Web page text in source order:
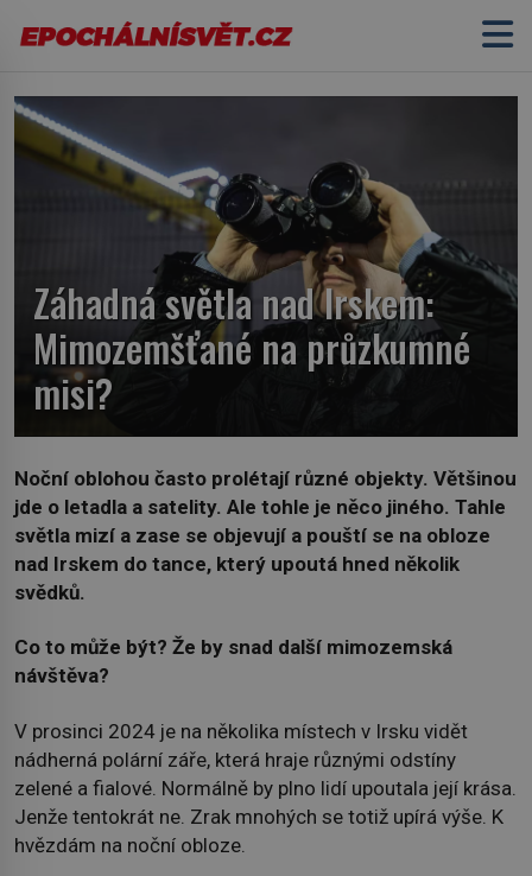
Záhadná světla nad Irskem:
Mimozemšťané na průzkumné
misi?
Noční oblohou často prolétají různé objekty. Většinou
jde o letadla a satelity. Ale tohle je něco jiného. Tahle
světla mizí a zase se objevují a pouští se na obloze
nad Irskem do tance, který upoutá hned několik
svědků.
Co to může být? Že by snad další mimozemská
návštěva?
V prosinci 2024 je na několika místech v Irsku vidět
nádherná polární záře, která hraje různými odstíny
zelené a fialové. Normálně by plno lidí upoutala její krása.
Jenže tentokrát ne. Zrak mnohých se totiž upírá výše. K
hvězdám na noční obloze.